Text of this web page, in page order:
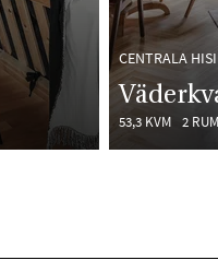
CENTRALA
53,3 KVM 2 RUM